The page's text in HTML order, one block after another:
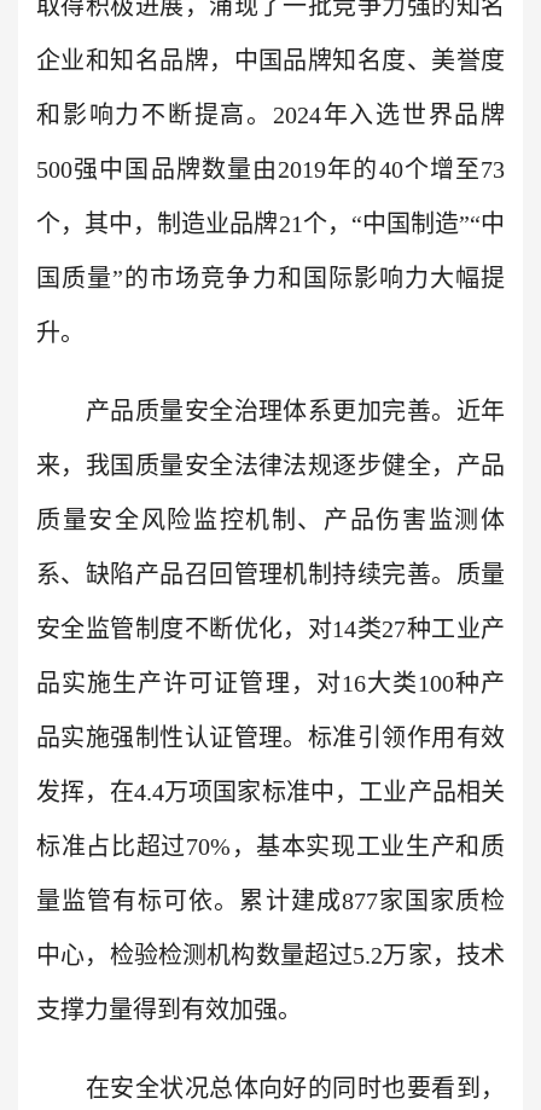
取得积极进展，涌现了一批竞争力强的知名
企业和知名品牌，中国品牌知名度、美誉度
和影响力不断提高。2024年入选世界品牌
500强中国品牌数量由2019年的40个增至73
个，其中，制造业品牌21个，“中国制造”“中
国质量”的市场竞争力和国际影响力大幅提
升。
产品质量安全治理体系更加完善。近年
来，我国质量安全法律法规逐步健全，产品
质量安全风险监控机制、产品伤害监测体
系、缺陷产品召回管理机制持续完善。质量
安全监管制度不断优化，对14类27种工业产
品实施生产许可证管理，对16大类100种产
品实施强制性认证管理。标准引领作用有效
发挥，在4.4万项国家标准中，工业产品相关
标准占比超过70%，基本实现工业生产和质
量监管有标可依。累计建成877家国家质检
中心，检验检测机构数量超过5.2万家，技术
支撑力量得到有效加强。
在安全状况总体向好的同时也要看到，